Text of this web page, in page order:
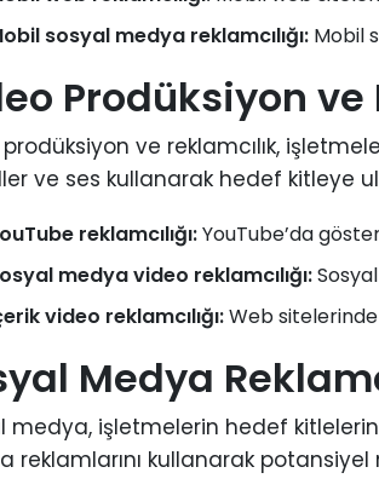
sosyal medya reklamcılığı:Mobil
Prodüksiyon ve
ve reklamcılık,
ve ses kullanarak hedef kitleye
reklamcılığı:YouTube’da
medya video reklamcılığı:
video reklamcılığı:Web
Medya
medya, işletmelerin hedef
reklamlarını kullanarak